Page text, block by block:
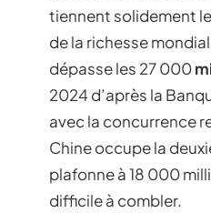
tiennent solidement
de la richesse
dépasse les 27 000
2024 d’après la
avec la concurrence
Chine occupe la
plafonne à 18 000
difficile à combler.